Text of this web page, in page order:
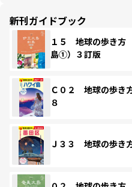
新刊ガイドブック
１５ 地球の歩き
島①）３訂版
Ｃ０２ 地球の歩き
８
Ｊ３３ 地球の歩き